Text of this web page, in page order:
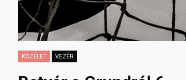
KÖZÉLET VEZÉR